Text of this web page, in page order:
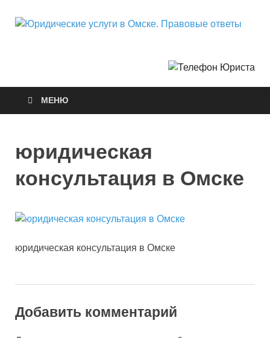
МЕНЮ
юридическая
консультация в Омске
юридическая консультация в Омске
Добавить комментарий